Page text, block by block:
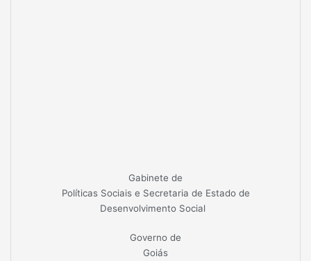
Gabinete de
Políticas Sociais e Secretaria de Estado de
Desenvolvimento Social
Governo de
Goiás